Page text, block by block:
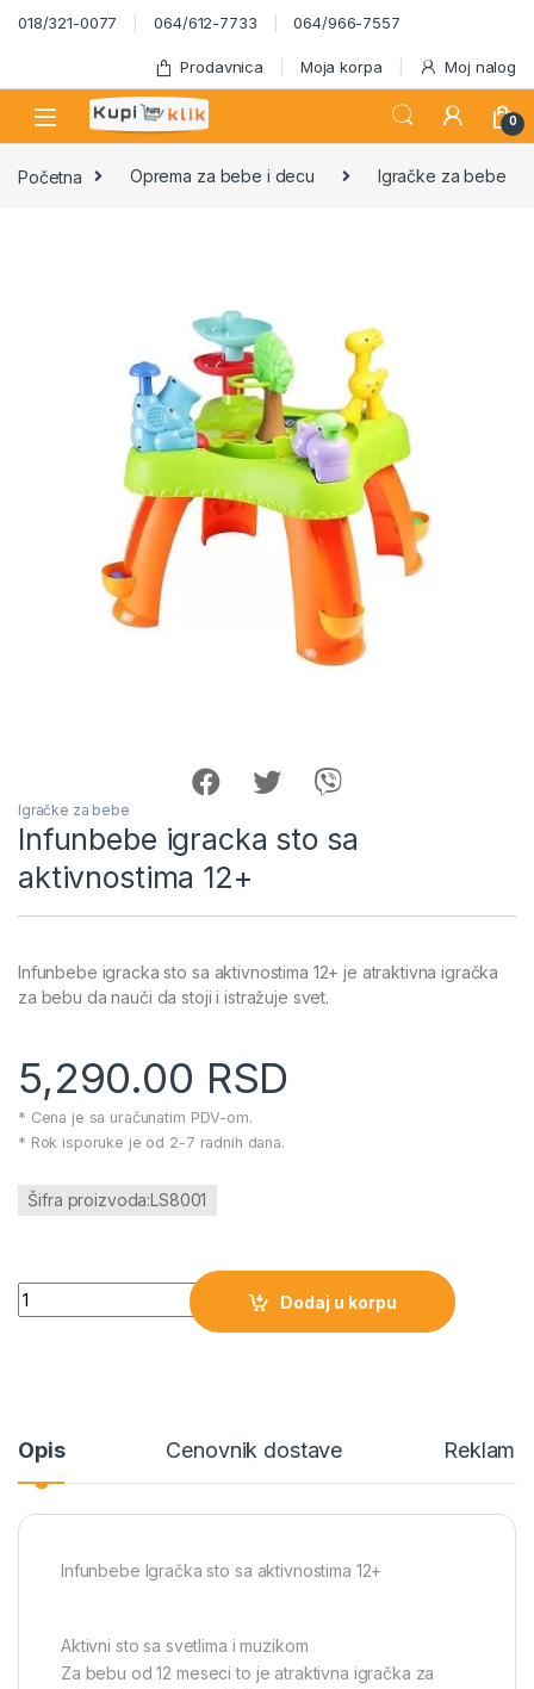
Skip to navigation
Skip to content
018/321-0077 064/612-7733 064/966-7557
Prodavnica Moja korpa Moj nalog
0
Početna Oprema za bebe i decu Igračke za bebe
Igračke za bebe
Infunbebe igracka sto sa
aktivnostima 12+
Infunbebe igracka sto sa aktivnostima 12+ je atraktivna igračka
za bebu da nauči da stoji i istražuje svet.
5,290.00 RSD
* Cena je sa uračunatim PDV-om.
* Rok isporuke je od 2-7 radnih dana.
Šifra proizvoda:LS8001
Infunbebe igracka sto sa aktivnostima 12+ količina
Dodaj u korpu
Opis Cenovnik dostave
Infunbebe Igračka sto sa aktivnostima 12+
Aktivni sto sa svetlima i muzikom
Za bebu od 12 meseci to je atraktivna igračka za